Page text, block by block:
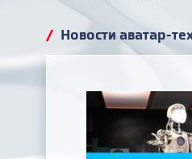
/ Новости аватар-